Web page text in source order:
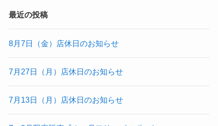
最近の投稿
8月7日（金）店休日のお知らせ
7月27日（月）店休日のお知らせ
7月13日（月）店休日のお知らせ